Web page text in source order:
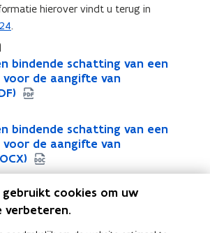
hierover vindt u terug in
.
bindende schatting van een
de aangifte van
bindende schatting van een
de aangifte van
gebruikt cookies om uw
verbeteren.